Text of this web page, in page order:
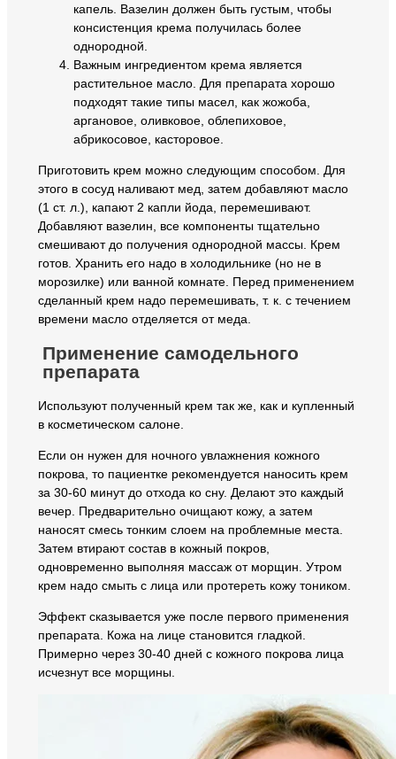
капель. Вазелин должен быть густым, чтобы
консистенция крема получилась более
однородной.
Важным ингредиентом крема является
растительное масло. Для препарата хорошо
подходят такие типы масел, как жожоба,
аргановое, оливковое, облепиховое,
абрикосовое, касторовое.
Приготовить крем можно следующим способом. Для
этого в сосуд наливают мед, затем добавляют масло
(1 ст. л.), капают 2 капли йода, перемешивают.
Добавляют вазелин, все компоненты тщательно
смешивают до получения однородной массы. Крем
готов. Хранить его надо в холодильнике (но не в
морозилке) или ванной комнате. Перед применением
сделанный крем надо перемешивать, т. к. с течением
времени масло отделяется от меда.
Применение самодельного
препарата
Используют полученный крем так же, как и купленный
в косметическом салоне.
Если он нужен для ночного увлажнения кожного
покрова, то пациентке рекомендуется наносить крем
за 30-60 минут до отхода ко сну. Делают это каждый
вечер. Предварительно очищают кожу, а затем
наносят смесь тонким слоем на проблемные места.
Затем втирают состав в кожный покров,
одновременно выполняя массаж от морщин. Утром
крем надо смыть с лица или протереть кожу тоником.
Эффект сказывается уже после первого применения
препарата. Кожа на лице становится гладкой.
Примерно через 30-40 дней с кожного покрова лица
исчезнут все морщины.